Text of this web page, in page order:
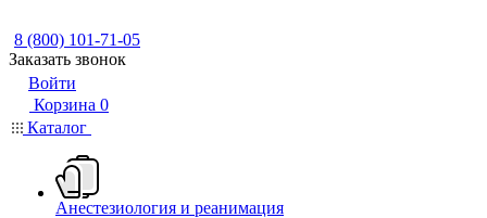
8 (800) 101-71-05
Заказать звонок
Войти
Корзина 0
Каталог
Анестезиология и реанимация